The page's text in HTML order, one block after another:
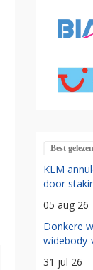
Best gelezen
KLM
door
05 aug 26
Donkere
31 jul 26